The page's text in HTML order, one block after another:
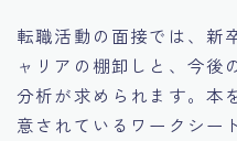
転職活動の面接では、新
ャリアの棚卸しと、今後
分析が求められます。本
意されているワークシー